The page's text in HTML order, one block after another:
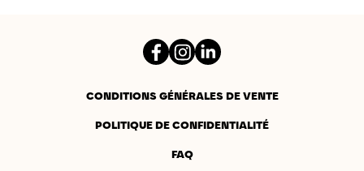
CONDITIONS GÉNÉRALES DE VENTE
POLITIQUE DE CONFIDENTIALITÉ
FAQ
Facebook
Instagram
LinkedIn